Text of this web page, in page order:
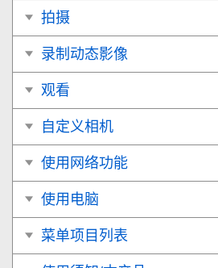
拍摄
录制动态影像
观看
自定义相机
使用网络功能
使用电脑
菜单项目列表